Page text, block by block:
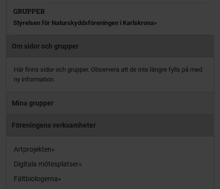
GRUPPER
Styrelsen för Naturskyddsföreningen i Karlskrona
Om sidor och grupper
Här finns sidor och grupper. Observera att de inte längre fylls på med
ny information.
Mina grupper
Föreningens verksamheter
Artprojekten
Digitala mötesplatser
Fältbiologerna